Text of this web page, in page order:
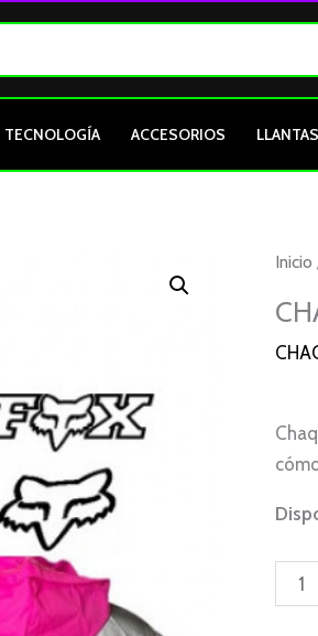
TECNOLOGÍA ACCESORIOS LLANTAS
Inicio